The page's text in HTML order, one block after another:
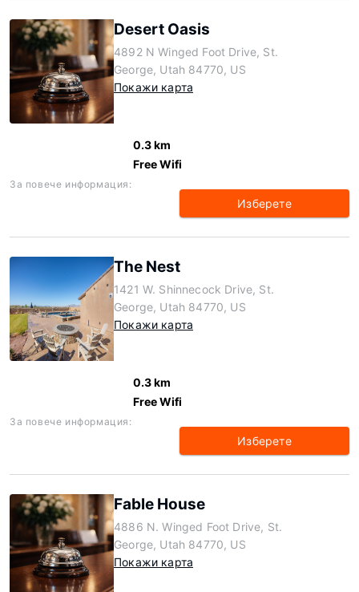
Desert Oasis
4892 N Winged Foot Drive, St.
George, Utah 84770, US
Покажи карта
0.3 km
Free Wifi
За повече информация:
Изберете
The Nest
1421 W. Shinnecock Drive, St.
George, Utah 84770, US
Покажи карта
0.3 km
Free Wifi
За повече информация:
Изберете
Fable House
4886 N. Winged Foot Drive, St.
George, Utah 84770, US
Покажи карта